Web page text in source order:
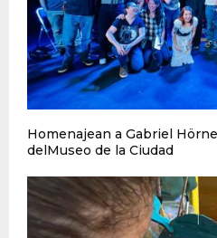
Homenajean a Gabriel
delMuseo de la Ciudad